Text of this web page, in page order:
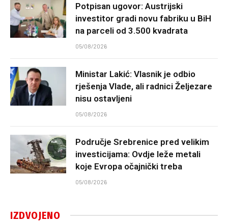
Potpisan ugovor: Austrijski
investitor gradi novu fabriku u BiH
na parceli od 3.500 kvadrata
05/08/2026
Ministar Lakić: Vlasnik je odbio
rješenja Vlade, ali radnici Željezare
nisu ostavljeni
05/08/2026
Područje Srebrenice pred velikim
investicijama: Ovdje leže metali
koje Evropa očajnički treba
05/08/2026
IZDVOJENO